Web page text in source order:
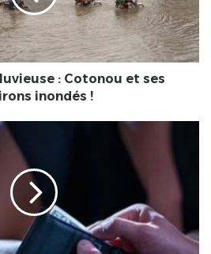
: Cotonou et ses
inondés !